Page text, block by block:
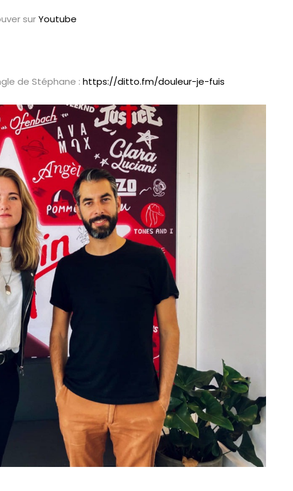
surYoutube
de Stéphane : https://ditto.fm/douleur-je-fuis